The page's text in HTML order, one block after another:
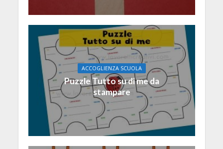
ACCOGLIENZA SCUOLA
Puzzle Tutto su di me da
stampare